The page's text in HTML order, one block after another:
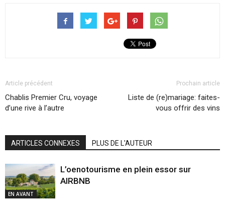
Article précédent
Chablis Premier Cru, voyage
d’une rive à l’autre
Prochain article
Liste de (re)mariage: faites-
vous offrir des vins
ARTICLES CONNEXES PLUS DE L'AUTEUR
EN AVANT
L’oenotourisme en plein essor sur
AIRBNB